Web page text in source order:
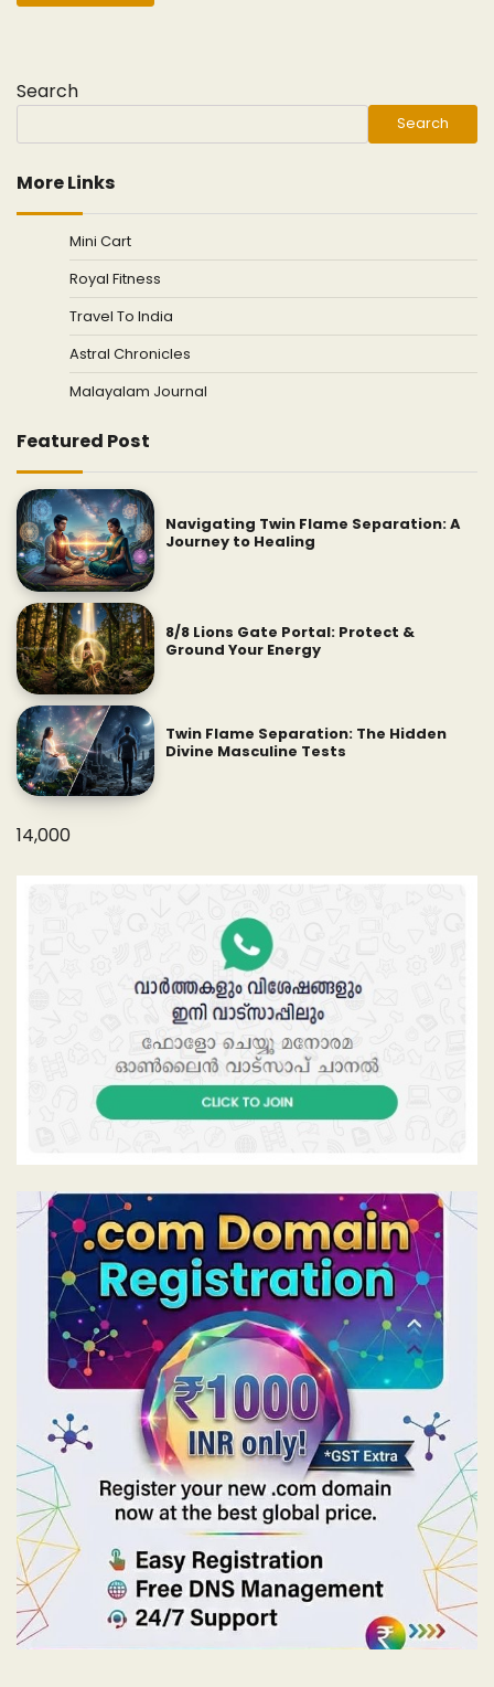
Search
Search
More Links
Mini Cart
Royal Fitness
Travel To India
Astral Chronicles
Malayalam Journal
Featured Post
Navigating Twin Flame Separation: A
Journey to Healing
8/8 Lions Gate Portal: Protect &
Ground Your Energy
Twin Flame Separation: The Hidden
Divine Masculine Tests
14,000